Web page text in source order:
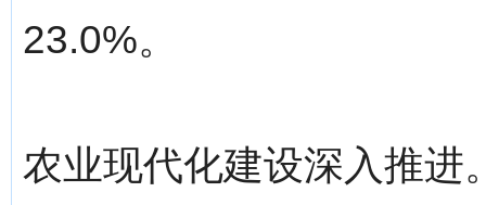
23.0%。
农业现代化建设深入推进